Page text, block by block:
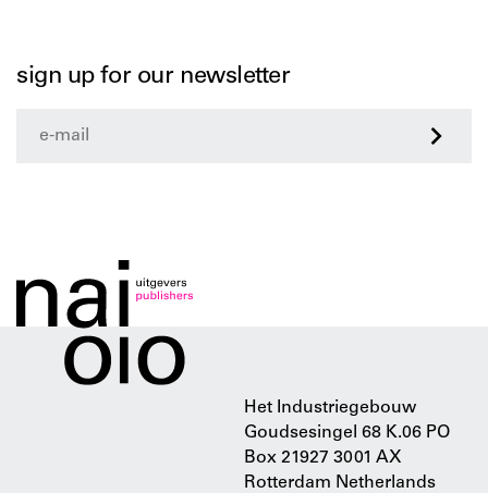
sign up for our newsletter
Het Industriegebouw
Goudsesingel 68 K.06 PO
Box 21927 3001 AX
Rotterdam Netherlands